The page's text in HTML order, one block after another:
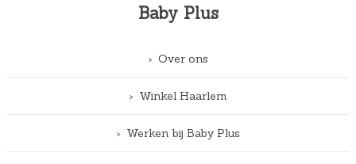
Baby Plus
Over ons
Winkel Haarlem
Werken bij Baby Plus